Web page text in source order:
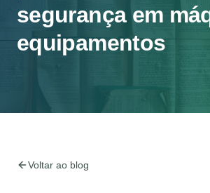
segurança em
equipamentos
Voltar ao blog